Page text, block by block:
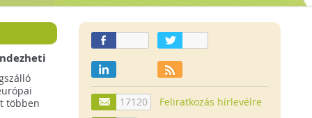
többen
17120
Feliratkozás hírlevélre